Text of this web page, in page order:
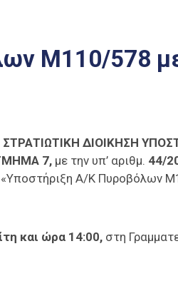
Μ110/578
ΔΙΟΙΚΗΣΗ
7, με την υπ’ αριθμ. 44/
«Υποστήριξη Α/Κ Πυροβόλων
και ώρα 14:00, στη